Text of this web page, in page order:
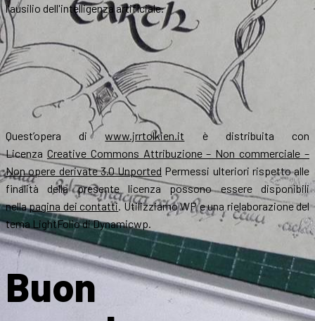
l'ausilio dell'intelligenza artificiale.
Quest’opera diwww.jrrtolkien.it è distribuita con
Licenza Creative Commons Attribuzione – Non commerciale –
Non opere derivate 3.0 Unported Permessi ulteriori rispetto alle
finalità della presente licenza possono essere disponibili
nellapagina dei contatti. Utilizziamo WP e una rielaborazione del
tema LightFolio di Dynamicwp.
Buon